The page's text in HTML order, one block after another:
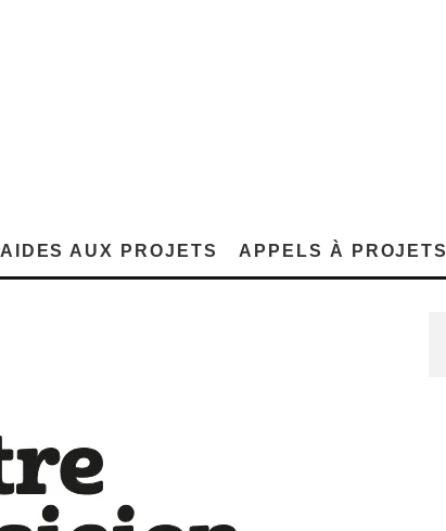
AIDES AUX PROJETS APPELS À PROJETS